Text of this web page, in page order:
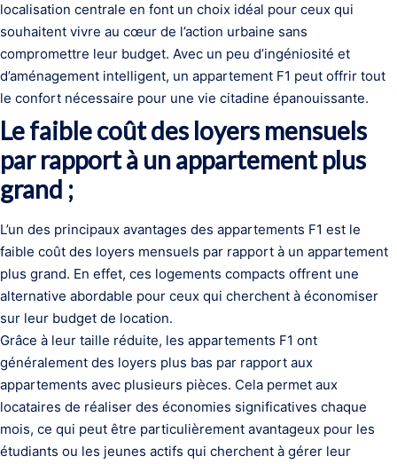
localisation centrale en font un choix idéal pour ceux qui
souhaitent vivre au cœur de l’action urbaine sans
compromettre leur budget. Avec un peu d’ingéniosité et
d’aménagement intelligent, un appartement F1 peut offrir tout
le confort nécessaire pour une vie citadine épanouissante.
Le faible coût des loyers mensuels
par rapport à un appartement plus
grand ;
L’un des principaux avantages des appartements F1 est le
faible coût des loyers mensuels par rapport à un appartement
plus grand. En effet, ces logements compacts offrent une
alternative abordable pour ceux qui cherchent à économiser
sur leur budget de location.
Grâce à leur taille réduite, les appartements F1 ont
généralement des loyers plus bas par rapport aux
appartements avec plusieurs pièces. Cela permet aux
locataires de réaliser des économies significatives chaque
mois, ce qui peut être particulièrement avantageux pour les
étudiants ou les jeunes actifs qui cherchent à gérer leur